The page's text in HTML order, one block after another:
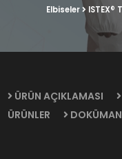
Elbiseler
ISTEX®
ÜRÜN AÇIKLAMASI
ÜRÜNLER
DOKÜMAN